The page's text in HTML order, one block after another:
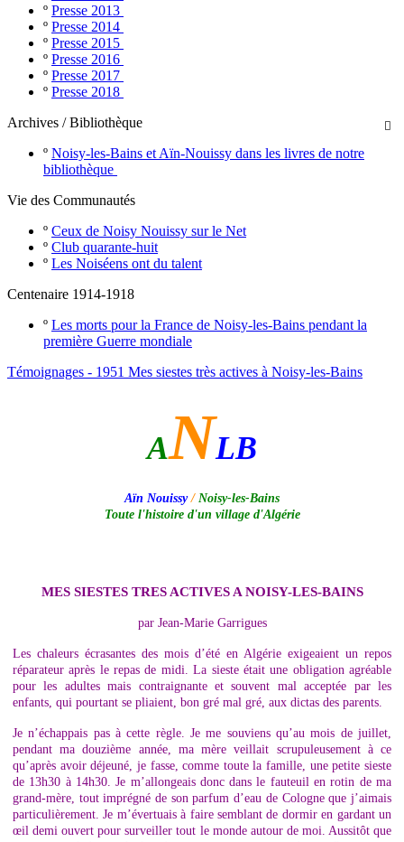
º Presse 2013
º Presse 2014
º Presse 2015
º Presse 2016
º Presse 2017
º Presse 2018

Archives / Bibliothèque
º Noisy-les-Bains et Aïn-Nouissy dans les livres de notre
bibliothèque
Vie des Communautés
º Ceux de Noisy Nouissy sur le Net
º Club quarante-huit
º Les Noiséens ont du talent
Centenaire 1914-1918
º Les morts pour la France de Noisy-les-Bains pendant la
première Guerre mondiale
Témoignages - 1951 Mes siestes très actives à Noisy-les-Bains
ANLB
Aïn Nouissy/ Noisy-les-Bains
Toute l'histoire d'un village d'Algérie
MES SIESTES TRES ACTIVES A NOISY-LES-BAINS
par Jean-Marie Garrigues
Les chaleurs écrasantes des mois d’été en Algérie exigeaient un repos
réparateur après le repas de midi. La sieste était une obligation agréable
pour les adultes mais contraignante et souvent mal acceptée par les
enfants, qui pourtant se pliaient, bon gré mal gré, aux dictas des parents.
Je n’échappais pas à cette règle. Je me souviens qu’au mois de juillet,
pendant ma douzième année, ma mère veillait scrupuleusement à ce
qu’après avoir déjeuné, je fasse, comme toute la famille, une petite sieste
de 13h30 à 14h30. Je m’allongeais donc dans le fauteuil en rotin de ma
grand-mère, tout imprégné de son parfum d’eau de Cologne que j’aimais
particulièrement. Je m’évertuais à faire semblant de dormir en gardant un
œil demi ouvert pour surveiller tout le monde autour de moi. Aussitôt que